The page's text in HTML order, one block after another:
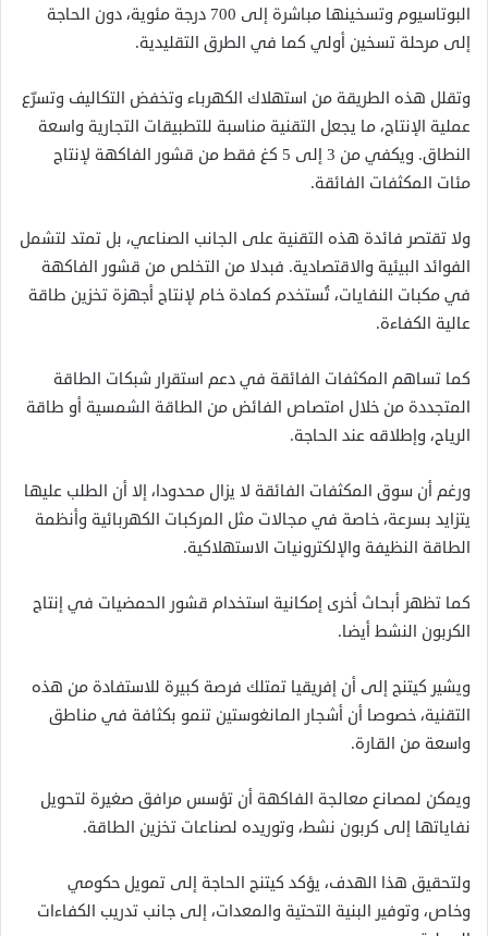
البوتاسيوم وتسخينها مباشرة إلى 700 درجة مئوية، دون الحاجة
إلى مرحلة تسخين أولي كما في الطرق التقليدية.
وتقلل هذه الطريقة من استهلاك الكهرباء وتخفض التكاليف وتسرّع
عملية الإنتاج، ما يجعل التقنية مناسبة للتطبيقات التجارية واسعة
النطاق. ويكفي من 3 إلى 5 كغ فقط من قشور الفاكهة لإنتاج
مئات المكثفات الفائقة.
ولا تقتصر فائدة هذه التقنية على الجانب الصناعي، بل تمتد لتشمل
الفوائد البيئية والاقتصادية. فبدلا من التخلص من قشور الفاكهة
في مكبات النفايات، تُستخدم كمادة خام لإنتاج أجهزة تخزين طاقة
عالية الكفاءة.
كما تساهم المكثفات الفائقة في دعم استقرار شبكات الطاقة
المتجددة من خلال امتصاص الفائض من الطاقة الشمسية أو طاقة
الرياح، وإطلاقه عند الحاجة.
ورغم أن سوق المكثفات الفائقة لا يزال محدودا، إلا أن الطلب عليها
يتزايد بسرعة، خاصة في مجالات مثل المركبات الكهربائية وأنظمة
الطاقة النظيفة والإلكترونيات الاستهلاكية.
كما تظهر أبحاث أخرى إمكانية استخدام قشور الحمضيات في إنتاج
الكربون النشط أيضا.
ويشير كيتنج إلى أن إفريقيا تمتلك فرصة كبيرة للاستفادة من هذه
التقنية، خصوصا أن أشجار المانغوستين تنمو بكثافة في مناطق
واسعة من القارة.
ويمكن لمصانع معالجة الفاكهة أن تؤسس مرافق صغيرة لتحويل
نفاياتها إلى كربون نشط، وتوريده لصناعات تخزين الطاقة.
ولتحقيق هذا الهدف، يؤكد كيتنج الحاجة إلى تمويل حكومي
وخاص، وتوفير البنية التحتية والمعدات، إلى جانب تدريب الكفاءات